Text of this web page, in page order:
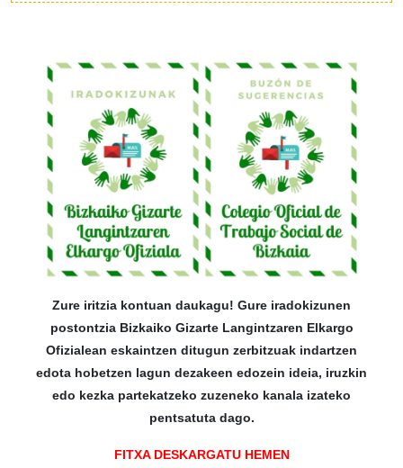
Zure iritzia kontuan daukagu! Gure iradokizunen
postontzia Bizkaiko Gizarte Langintzaren Elkargo
Ofizialean eskaintzen ditugun zerbitzuak indartzen
edota hobetzen lagun dezakeen edozein ideia, iruzkin
edo kezka partekatzeko zuzeneko kanala izateko
pentsatuta dago.
FITXA DESKARGATU HEMEN